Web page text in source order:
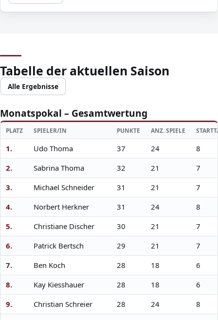
Tabelle der aktuellen Saison
Alle Ergebnisse
Monatspokal – Gesamtwertung
PLATZ SPIELER/IN PUNKTE ANZ. SPIELE
1. Udo Thoma 37 24
8
2.
Sabrina Thoma 32 21
7
3.
Michael Schneider 31 21
7
4.
Norbert Herkner 31 24
8
5.
Christiane Discher 30 21
7
6.
Patrick Bertsch 29 21
7
7.
Ben Koch 28 18
6
8.
Kay Kiesshauer 28 18
6
9.
Christian Schreier 28 24
8